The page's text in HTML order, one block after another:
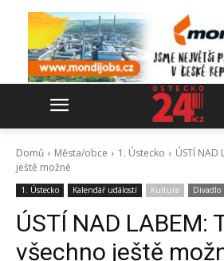
Domů Města/obce 1. Ústecko
ÚSTÍ NAD
ještě možné
1. Ústecko Kalendář událostí Kultura Divadlo
ÚSTÍ NAD LABEM:
všechno ještě